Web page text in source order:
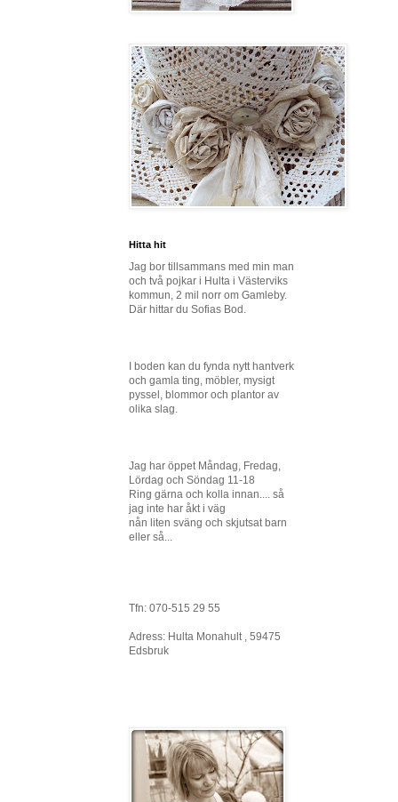
Hitta hit
Jag bor tillsammans med min man
och två pojkar i Hulta i Västerviks
kommun, 2 mil norr om Gamleby.
Där hittar du Sofias Bod.
I boden kan du fynda nytt hantverk
och gamla ting, möbler, mysigt
pyssel, blommor och plantor av
olika slag.
Jag har öppet Måndag, Fredag,
Lördag och Söndag 11-18
Ring gärna och kolla innan.... så
jag inte har åkt i väg
nån liten sväng och skjutsat barn
eller så...
Tfn: 070-515 29 55
Adress: Hulta Monahult , 59475
Edsbruk